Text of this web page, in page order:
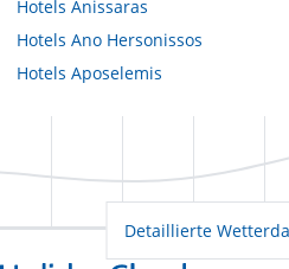
Hotels Anissaras
Hotels Ano Hersonissos
Hotels Aposelemis
Detaillierte